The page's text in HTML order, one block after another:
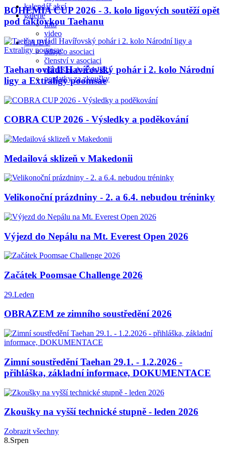
kalendář akcí
galerie
foto
video
ČAJBU
údaje o asociaci
členství v asociaci
přihláška do ČAJBU
poplatky za zkoušky
BOHEMIA CUP 2026 - 3. kolo ligových soutěží opět
pod taktovkou Taehanu
Taehan ovládl Havířovský pohár i 2. kolo Národní
ligy a Extraligy poomsae
COBRA CUP 2026 - Výsledky a poděkování
Medailová sklizeň v Makedonii
Velikonoční prázdniny - 2. a 6.4. nebudou tréninky
Výjezd do Nepálu na Mt. Everest Open 2026
Začátek Poomsae Challenge 2026
29.Leden
OBRAZEM ze zimního soustředění 2026
Zimní soustředění Taehan 29.1. - 1.2.2026 -
přihláška, základní informace, DOKUMENTACE
Zkoušky na vyšší technické stupně - leden 2026
Zobrazit všechny
8.Srpen